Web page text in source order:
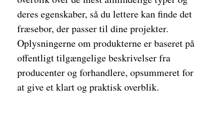
deres egenskaber, så du lettere kan finde det
fræsebor, der passer til dine projekter.
Oplysningerne om produkterne er baseret på
offentligt tilgængelige beskrivelser fra
producenter og forhandlere, opsummeret for
at give et klart og praktisk overblik.